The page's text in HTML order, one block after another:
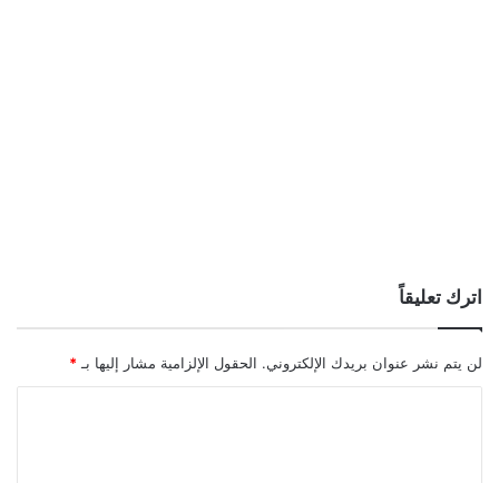
اترك تعليقاً
لن يتم نشر عنوان بريدك الإلكتروني. الحقول الإلزامية مشار إليها بـ *